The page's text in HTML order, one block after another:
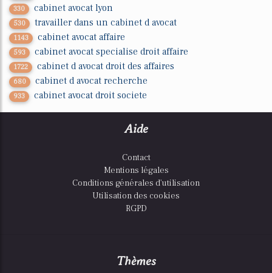
330 cabinet avocat lyon
530 travailler dans un cabinet d avocat
1143 cabinet avocat affaire
593 cabinet avocat specialise droit affaire
1722 cabinet d avocat droit des affaires
680 cabinet d avocat recherche
933 cabinet avocat droit societe
Aide
Contact
Mentions légales
Conditions générales d'utilisation
Utilisation des cookies
RGPD
Thèmes